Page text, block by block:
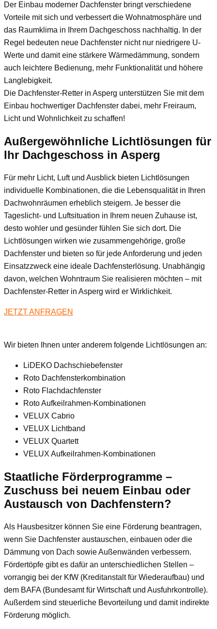
Der Einbau moderner Dachfenster bringt verschiedene
Vorteile mit sich und verbessert die Wohnatmosphäre und
das Raumklima in Ihrem Dachgeschoss nachhaltig. In der
Regel bedeuten neue Dachfenster nicht nur niedrigere U-
Werte und damit eine stärkere Wärmedämmung, sondern
auch leichtere Bedienung, mehr Funktionalität und höhere
Langlebigkeit.
Die Dachfenster-Retter in Asperg unterstützen Sie mit dem
Einbau hochwertiger Dachfenster dabei, mehr Freiraum,
Licht und Wohnlichkeit zu schaffen!
Außergewöhnliche Lichtlösungen für
Ihr Dachgeschoss in Asperg
Für mehr Licht, Luft und Ausblick bieten Lichtlösungen
individuelle Kombinationen, die die Lebensqualität in Ihren
Dachwohnräumen erheblich steigern. Je besser die
Tageslicht- und Luftsituation in Ihrem neuen Zuhause ist,
desto wohler und gesünder fühlen Sie sich dort. Die
Lichtlösungen wirken wie zusammengehörige, große
Dachfenster und bieten so für jede Anforderung und jeden
Einsatzzweck eine ideale Dachfensterlösung. Unabhängig
davon, welchen Wohntraum Sie realisieren möchten – mit
Dachfenster-Retter in Asperg wird er Wirklichkeit.
JETZT ANFRAGEN
Wir bieten Ihnen unter anderem folgende Lichtlösungen an:
LiDEKO Dachschiebefenster
Roto Dachfensterkombination
Roto Flachdachfenster
Roto Aufkeilrahmen-Kombinationen
VELUX Cabrio
VELUX Lichtband
VELUX Quartett
VELUX Aufkeilrahmen-Kombinationen
Staatliche Förderprogramme –
Zuschuss bei neuem Einbau oder
Austausch von Dachfenstern?
Als Hausbesitzer können Sie eine Förderung beantragen,
wenn Sie Dachfenster austauschen, einbauen oder die
Dämmung von Dach sowie Außenwänden verbessern.
Fördertöpfe gibt es dafür an unterschiedlichen Stellen –
vorrangig bei der KfW (Kreditanstalt für Wiederaufbau) und
dem BAFA (Bundesamt für Wirtschaft und Ausfuhrkontrolle).
Außerdem sind steuerliche Bevorteilung und damit indirekte
Förderung möglich.